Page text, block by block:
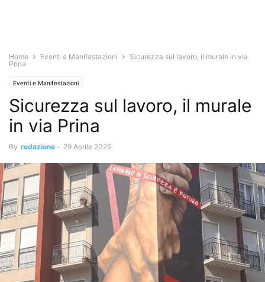
Home Eventi e Manifestazioni
Sicurezza sul lavoro, il murale in via
Prina
Eventi e Manifestazioni
Sicurezza sul lavoro, il murale
in via Prina
By redazione - 29 Aprile 2025